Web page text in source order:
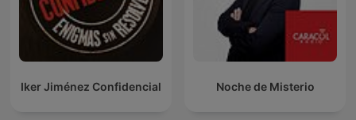
Iker Jiménez Confidencial Noche de Misterio